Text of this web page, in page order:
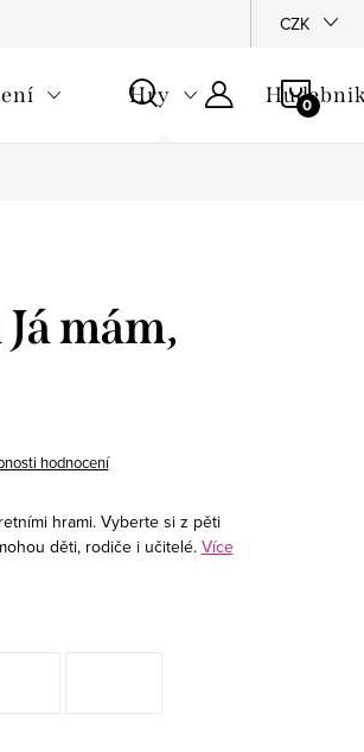
CZK
Hry
mám,
hodnocení
hrami. Vyberte si z pěti
děti, rodiče i učitelé. Více